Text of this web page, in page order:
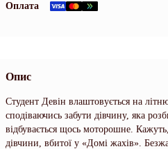
Оплата
Опис
Студент Девін влаштовується на
сподіваючись забути дівчину, яка
відбувається щось моторошне.
дівчини, вбитої у «Домі жахів».